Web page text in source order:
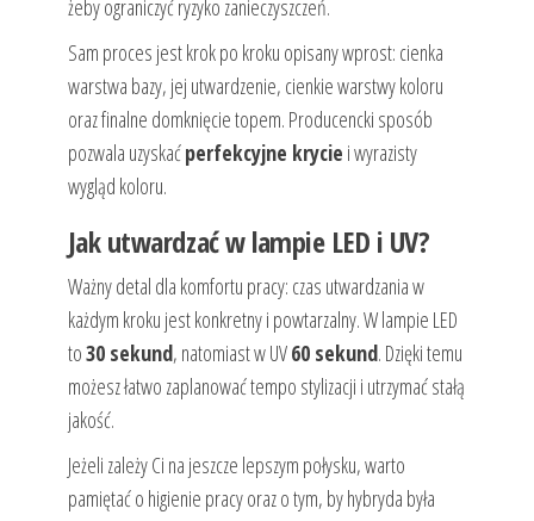
żeby ograniczyć ryzyko zanieczyszczeń.
Sam proces jest krok po kroku opisany wprost: cienka
warstwa bazy, jej utwardzenie, cienkie warstwy koloru
oraz finalne domknięcie topem. Producencki sposób
pozwala uzyskaćperfekcyjne krycie i wyrazisty
wygląd koloru.
Jak utwardzać w lampie LED i UV?
Ważny detal dla komfortu pracy: czas utwardzania w
każdym kroku jest konkretny i powtarzalny. W lampie LED
to30 sekund, natomiast w UV60 sekund. Dzięki temu
możesz łatwo zaplanować tempo stylizacji i utrzymać stałą
jakość.
Jeżeli zależy Ci na jeszcze lepszym połysku, warto
pamiętać o higienie pracy oraz o tym, by hybryda była